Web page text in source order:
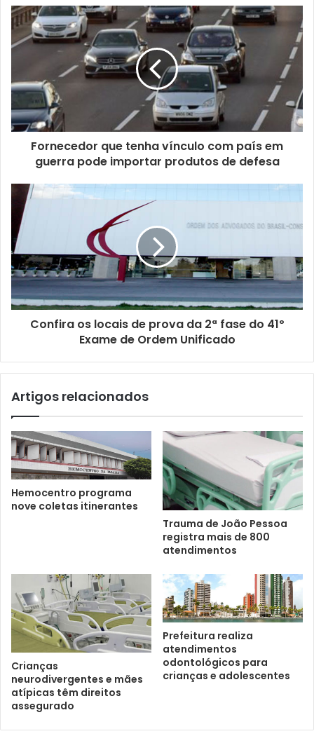
s
e
u
d
r
e
Fornecedor que tenha vínculo com país em
guerra pode importar produtos de defesa
Confira os locais de prova da 2ª fase do 41º
Exame de Ordem Unificado
Artigos relacionados
Hemocentro programa
nove coletas itinerantes
Trauma de João Pessoa
registra mais de 800
atendimentos
Crianças
neurodivergentes e mães
atípicas têm direitos
assegurado
Prefeitura realiza
atendimentos
odontológicos para
crianças e adolescentes